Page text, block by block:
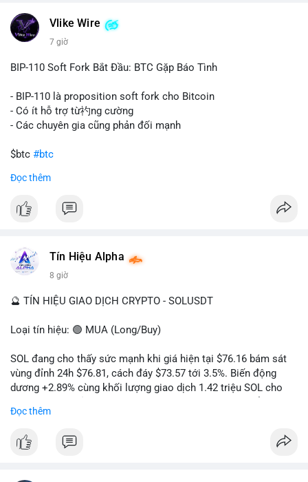
này có thể phản ánh ba kịch bản chính: thứ nhất, cá voi đang
chuẩn bị thanh khoản bằng cách chuyển lên sàn giao dịch, tạo
để nắm giữ dài hạn, thể hiện niềm tin vào xu hướng tăng; thứ
tán rủi ro. Với mức giá 65K, khối lượng này không quá lớn để
gây sốc thanh khoản tức thời, nhưng vẫn đủ sức tạo biến động
tâm lý ngắn hạn nếu hướng đến sàn tập trung.
Lời khuyên cho nhà đầu tư nhỏ lẻ:
hướng đi của dòng tiền. Tránh hành động theo cảm xúc, ưu
rõ ràng về đích đến của số BTC này.
#dongtienlon
Vlike Wire
7 giờ
BIP-110 Soft Fork Bắt Đầu: BTC Gặp Báo Tình
- BIP-110 là proposition soft fork cho Bitcoin
- Có ít hỗ trợ từ礿ng cường
- Các chuyên gia cũng phản đối mạnh
$btc #btc
#vlikevn
📰 Nguồn: CoinDesk
Đọc thêm
Tín Hiệu Alpha
8 giờ
🔮 TÍN HIỆU GIAO DỊCH CRYPTO - SOLUSDT
Loại tín hiệu: 🟢 MUA (Long/Buy)
SOL đang cho thấy sức mạnh khi giá hiện tại $76.16 bám sát
vùng đỉnh 24h $76.81, cách đáy $73.57 tới 3.5%. Biến động
dương +2.89% cùng khối lượng giao dịch 1.42 triệu SOL cho
hoàn toàn nhịp điều chỉnh.
Khuyến nghị giao dịch cụ thể:
Đọc thêm